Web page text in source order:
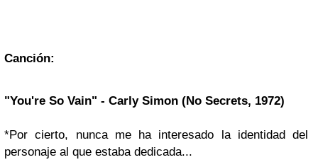
Canción:
"You're So Vain" - Carly Simon (No Secrets, 1972)
*Por cierto, nunca me ha interesado la identidad del
personaje al que estaba dedicada...